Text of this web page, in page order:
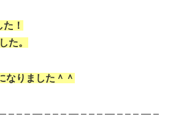
！
た。
なりました＾＾
– – – — – – – — – – – — – – – — –